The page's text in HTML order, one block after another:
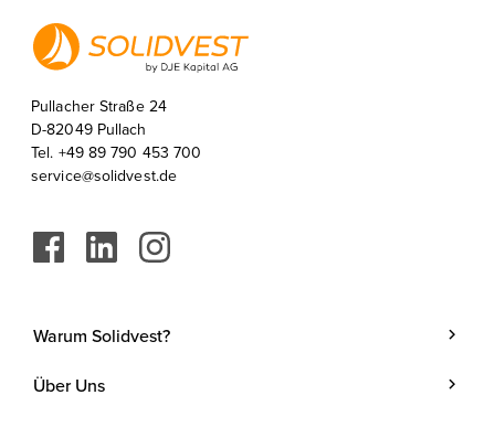
Pullacher Straße 24
D-82049 Pullach
Tel. +49 89 790 453 700
service@solidvest.de
Warum Solidvest?
Geldanlage
Über Uns